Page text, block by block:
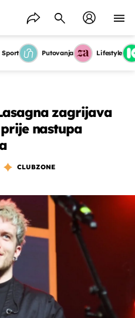
Sport Putovanja Lifestyle
zagrijava
nastupa
CLUBZONE